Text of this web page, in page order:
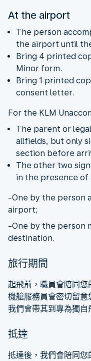
At the airport
The person
the airport until
Bring 4 printed
Minor form.
Bring 1 printed
consent letter.
For the KLM
The parent or
allfields, but only
section before
The other two
in the presence of
-One by the person
airport;
-One by the person
destination.
旅行期間
起飛前，職員會陪同您
機艙服務員會密切留意
我們會帶其到專為獨自
抵達
抵達後，我們會陪同